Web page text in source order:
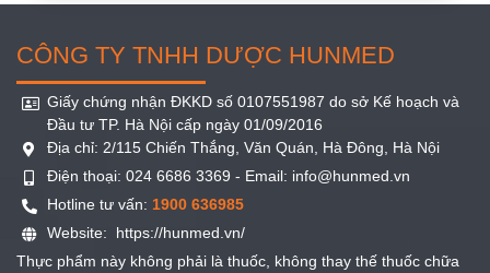
CÔNG TY TNHH DƯỢC HUNMED
Giấy chứng nhận ĐKKD số 0107551987 do sở Kế hoạch và
Đầu tư TP. Hà Nội cấp ngày 01/09/2016
Địa chỉ: 2/115 Chiến Thắng, Văn Quán, Hà Đông, Hà Nội
Điện thoại: 024 6686 3369 - Email: info@hunmed.vn
Hotline tư vấn: 1900 636985
Website:
https://hunmed.vn/
Thực phẩm này không phải là thuốc, không thay thế thuốc chữa